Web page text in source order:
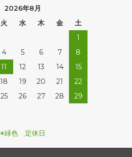
2026年8月
火 水 木 金
土
1
4 5 6 7
8
11 12 13 14
15
18 19 20 21
22
25 26 27 28
29
※緑色 定休日